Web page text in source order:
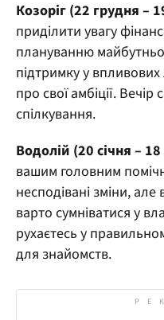
Козоріг (22 грудня –
приділити увагу
плануванню
підтримку у
про свої амбіції.
спілкування.
Водолій (20 січня –
вашим головним
несподівані зміни,
варто сумніватися у
рухаєтесь у
для знайомств.